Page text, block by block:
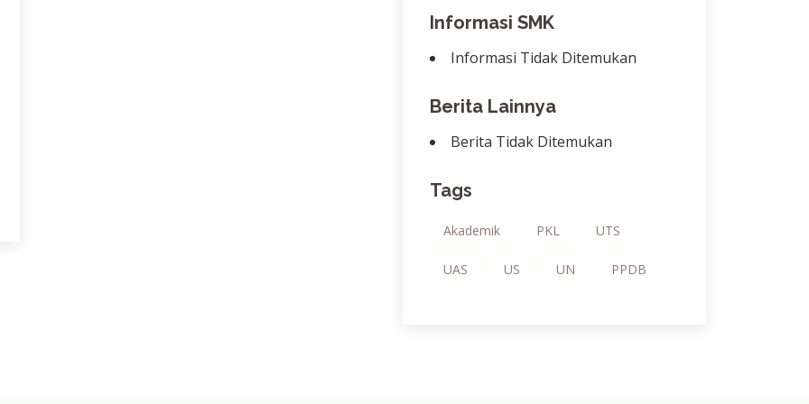
Informasi SMK
Informasi Tidak Ditemukan
Berita Lainnya
Berita Tidak Ditemukan
Tags
Akademik PKL UTS
UAS US UN PPDB